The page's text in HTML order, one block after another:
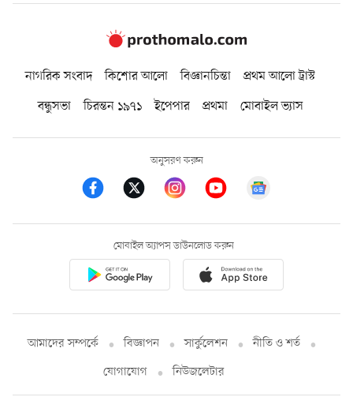
নাগরিক সংবাদ কিশোর আলো বিজ্ঞানচিন্তা
প্রথম আলো ট্রাস্ট
বন্ধুসভা
চিরন্তন ১৯৭১ ইপেপার প্রথমা মোবাইল ভ্যাস
অনুসরণ করুন
মোবাইল অ্যাপস ডাউনলোড করুন
আমাদের সম্পর্কে বিজ্ঞাপন সার্কুলেশন
নীতি ও শর্ত
যোগাযোগ
নিউজলেটার